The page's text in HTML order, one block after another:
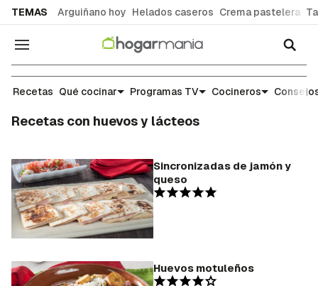
TEMAS Arguiñano hoy Helados caseros Crema pastelera
Navegación
Recetas Qué cocinar Programas TV Cocineros
Recetas con huevos y lácteos
Sincronizadas de jamón y
queso
Huevos motuleños